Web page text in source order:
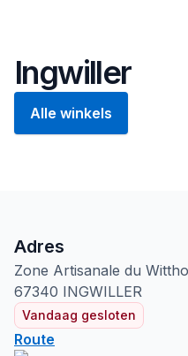
Ingwiller
Alle winkels
Adres
Zone Artisanale du
67340 INGWILLER
Vandaag gesloten
Route